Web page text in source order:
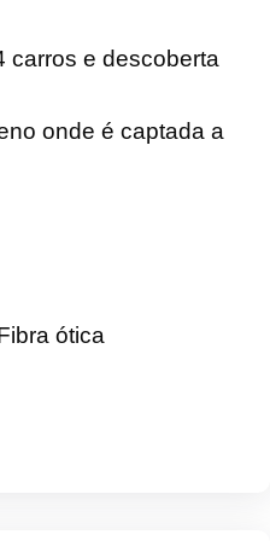
carros e descoberta
onde é captada a
ótica